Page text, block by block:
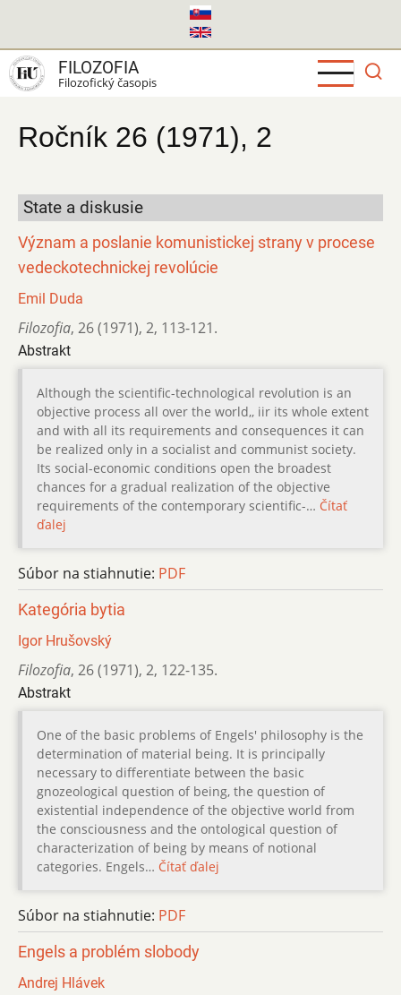
hlavný
obsah
FILOZOFIA
Filozofický časopis
Ročník 26 (1971), 2
State a diskusie
Význam a poslanie komunistickej strany v procese
vedeckotechnickej revolúcie
Emil Duda
Filozofia, 26 (1971), 2, 113-121.
Abstrakt
Although the scientific-technological revolution is an
objective process all over the world,, iir its whole extent
and with all its requirements and consequences it can
be realized only in a socialist and communist society.
Its social-economic conditions open the broadest
chances for a gradual realization of the objective
requirements of the contemporary scientific-… Čítať
ďalej
Súbor na stiahnutie: PDF
Kategória bytia
Igor Hrušovský
Filozofia, 26 (1971), 2, 122-135.
Abstrakt
One of the basic problems of Engels' philosophy is the
determination of material being. It is principally
necessary to differentiate between the basic
gnozeological question of being, the question of
existential independence of the objective world from
the consciousness and the ontological question of
characterization of being by means of notional
categories. Engels… Čítať ďalej
Súbor na stiahnutie: PDF
Engels a problém slobody
Andrej Hlávek